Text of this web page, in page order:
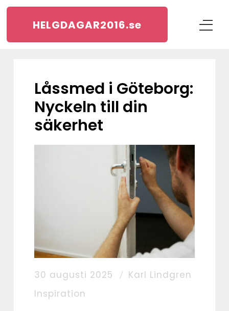
HELGDAGAR2016.se
Låssmed i Göteborg:
Nyckeln till din
säkerhet
30 augusti 2025
Karl Lindgren
Inspiration